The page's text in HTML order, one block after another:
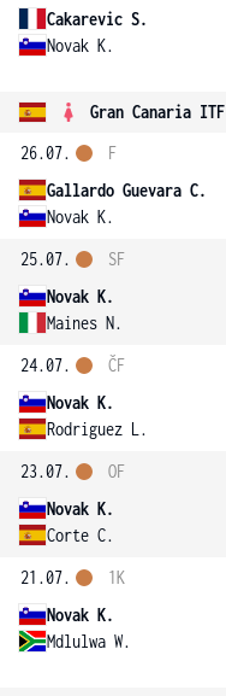
Cakarevic S.
Novak K.
Gran Canaria ITF
26.07.
Gallardo Guevara C.
Novak K.
F
25.07.
Novak K.
Maines N.
SF
24.07.
Novak K.
Rodriguez L.
ČF
23.07.
Novak K.
Corte C.
OF
21.07.
Novak K.
Mdlulwa W.
1K